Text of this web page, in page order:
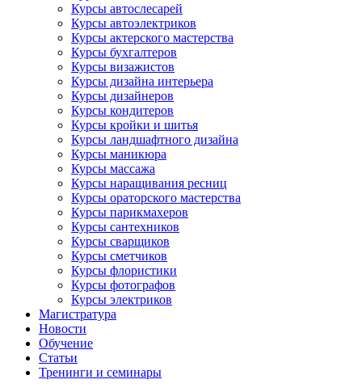
Курсы автослесарей
Курсы автоэлектриков
Курсы актерского мастерства
Курсы бухгалтеров
Курсы визажистов
Курсы дизайна интерьера
Курсы дизайнеров
Курсы кондитеров
Курсы кройки и шитья
Курсы ландшафтного дизайна
Курсы маникюра
Курсы массажа
Курсы наращивания ресниц
Курсы ораторского мастерства
Курсы парикмахеров
Курсы сантехников
Курсы сварщиков
Курсы сметчиков
Курсы флористики
Курсы фотографов
Курсы электриков
Магистратура
Новости
Обучение
Статьи
Тренинги и семинары